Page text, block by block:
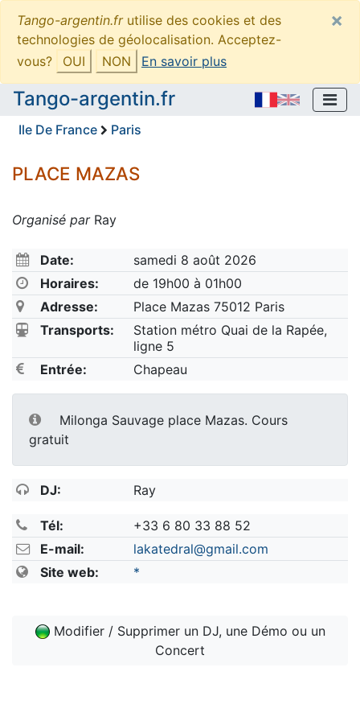
Tango-argentin.frutilise des cookies et des
technologies de géolocalisation. Acceptez-
vous?
OUI NON En savoir plus
×
Tango-argentin.fr
Ile De France Paris
PLACE MAZAS
Organisé parRay
Date:
samedi 8 août 2026
Horaires:
de 19h00 à 01h00
Adresse:
Place Mazas 75012 Paris
Transports:
Station métro Quai de la Rapée,
ligne 5
Entrée:
Chapeau
Milonga Sauvage place Mazas. Cours
gratuit
DJ: Ray
Tél:
+33 6 80 33 88 52
E-mail:
lakatedral@gmail.com
Site web:
*
Modifier / Supprimer un DJ, une Démo ou un
Concert